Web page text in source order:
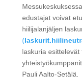
edustajat voivat
hiilijalanjäljen
(
laskuria
Pauli Aalto-Setälä.